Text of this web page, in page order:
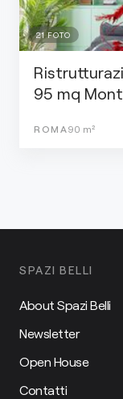
21 FOTO
95 mq
ROMA 90 m²
SPAZI BELLI
About Spazi Belli
Newsletter
Open House
Contatti